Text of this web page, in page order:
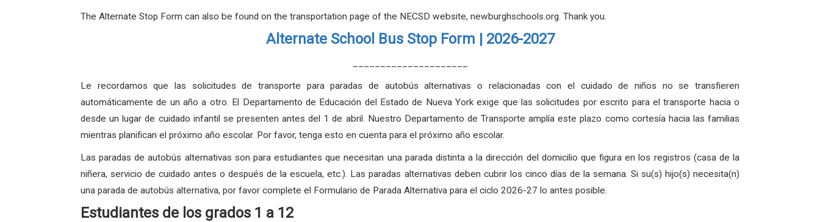
The Alternate Stop Form can also be found on the transportation page of the NECSD website, newburghschools.org. Thank you.
Alternate School Bus Stop Form | 2026-2027
Le recordamos que las solicitudes de transporte para paradas de autobús alternativas o relacionadas con el cuidado de niños no se transfieren
automáticamente de un año a otro. El Departamento de Educación del Estado de Nueva York exige que las solicitudes por escrito para el transporte hacia o
desde un lugar de cuidado infantil se presenten antes del 1 de abril. Nuestro Departamento de Transporte amplía este plazo como cortesía hacia las familias
mientras planifican el próximo año escolar. Por favor, tenga esto en cuenta para el próximo año escolar.
Las paradas de autobús alternativas son para estudiantes que necesitan una parada distinta a la dirección del domicilio que figura en los registros (casa de la
niñera, servicio de cuidado antes o después de la escuela, etc.). Las paradas alternativas deben cubrir los cinco días de la semana. Si su(s) hijo(s) necesita(n)
una parada de autobús alternativa, por favor complete el Formulario de Parada Alternativa para el ciclo 2026-27 lo antes posible.
Estudiantes de los grados 1 a 12